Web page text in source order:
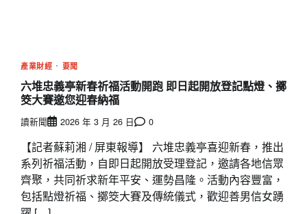
產業財經 要聞
六堆忠義亭新春祈福活動開跑 即日起開放登記點燈、擲
筊大賽邀您迎春納福
讀新聞 2026 年 3 月 26 日 0
【記者蘇莉湘 / 屏東報導】 六堆忠義亭喜迎新春，推出
系列祈福活動，自即日起開放受理登記，邀請各地信眾
齊聚，共同祈求新年平安、運勢昌隆。活動內容豐富，
包括點燈祈福、擲筊大賽及傳統儀式，歡迎善男信女踴